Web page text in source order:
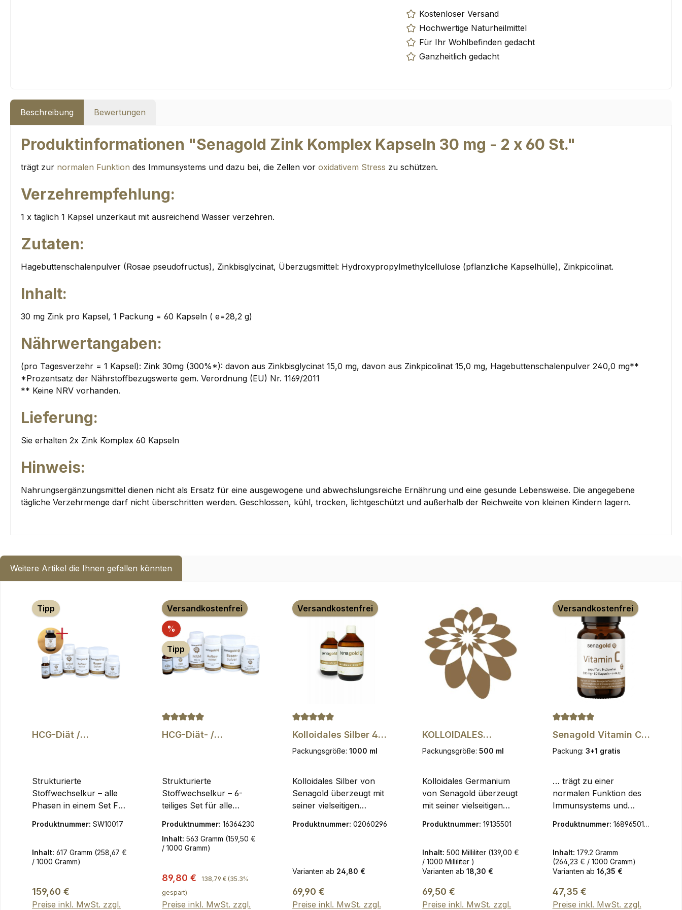
Kostenloser Versand
Hochwertige Naturheilmittel
Für Ihr Wohlbefinden gedacht
Ganzheitlich gedacht
Beschreibung Bewertungen
Produktinformationen "Senagold Zink Komplex Kapseln 30 mg - 2 x 60 St."
trägt zur normalen Funktion des Immunsystems und dazu bei, die Zellen vor oxidativem Stress zu schützen.
Verzehrempfehlung:
1 x täglich 1 Kapsel unzerkaut mit ausreichend Wasser verzehren.
Zutaten:
Hagebuttenschalenpulver (Rosae pseudofructus), Zinkbisglycinat, Überzugsmittel: Hydroxypropylmethylcellulose (pflanzliche Kapselhülle), Zinkpicolinat.
Inhalt:
30 mg Zink pro Kapsel, 1 Packung = 60 Kapseln ( e=28,2 g)
Nährwertangaben:
(pro Tagesverzehr = 1 Kapsel): Zink 30mg (300%*): davon aus Zinkbisglycinat 15,0 mg, davon aus Zinkpicolinat 15,0 mg, Hagebuttenschalenpulver 240,0 mg**
*Prozentsatz der Nährstoffbezugswerte gem. Verordnung (EU) Nr. 1169/2011
** Keine NRV vorhanden.
Lieferung:
Sie erhalten 2x Zink Komplex 60 Kapseln
Hinweis:
Nahrungsergänzungsmittel dienen nicht als Ersatz für eine ausgewogene und abwechslungsreiche Ernährung und eine gesunde Lebensweise. Die angegebene
tägliche Verzehrmenge darf nicht überschritten werden. Geschlossen, kühl, trocken, lichtgeschützt und außerhalb der Reichweite von kleinen Kindern lagern.
Weitere Artikel die Ihnen gefallen könnten
Tipp
HCG-Diät /
Glucomannan |
Kombi-Vorteilspreis
Strukturierte
Stoffwechselkur – alle
Phasen in einem Set Für
kalorienreduzierte Diät
ohne typische
Anfängerfehler
Komplett-Set für alle
Phasen der
Produktnummer: SW10017
Inhalt: 617 Gramm (258,67 €
/ 1000 Gramm)
Regulärer Preis:
159,60 €
Preise inkl. MwSt. zzgl.
Versandkostenfrei
% Rabatt
Tipp
Durchschnittliche Bewertung von 4.92 von 5 Sternen
HCG-Diät- /
begleitend zu Ihrer
kalorienreduzierten
Diät
Strukturierte
Stoffwechselkur – 6-
teiliges Set für alle
kalorienreduzierte Diät
planbar, strukturiert und
ohne typische
umsetzen möchten. ✔ 6-
teiliges Komplett-Set für
alle Phasen der
Produktnummer:16364230
Inhalt:563 Gramm (159,50 €
/ 1000 Gramm)
Verkaufspreis:
89,80 € Regulärer Preis:
138,79 € (35.3%
gespart)
Preise inkl. MwSt. zzgl.
Versandkostenfrei
Durchschnittliche Bewertung von 5 von 5 Sternen
Kolloidales Silber 40
ppm, 1000ml
Packungsgröße: 1000 ml
Kolloidales Silber von
Senagold überzeugt mit
seiner vielseitigen
höchstmöglichen
hochreinen
Silberelektroden in
einem etablierten
Elektrolyseprozess.
Produktnummer: 02060296
Varianten ab 24,80 €
Regulärer Preis:
69,90 €
Preise inkl. MwSt. zzgl.
KOLLOIDALES
GERMANIUM 50 PPM,
500 ML
Packungsgröße:500 ml
Kolloidales Germanium
von Senagold überzeugt
mit seiner vielseitigen
höchstmöglichen
hergestellt mit 99,99%
hochreinen
Germanium.ÜBERWACH
TER LABOR-
HERSTELLUNG:
Produktnummer:19135501
Inhalt:500 Milliliter (139,00 €
/ 1000 Milliliter )
Varianten ab 18,30 €
Regulärer Preis:
69,50 €
Preise inkl. MwSt. zzgl.
Versandkostenfrei
Durchschnittliche Bewertung
Senagold Vitamin C
500 mg Kapseln -
gepuffert & Säurefrei
Packung: 3+1 gratis
… trägt zu einer
normalen Funktion des
Immunsystems und
bei.Nahrungsergänzungs
Vitamin C
Verzehrempfehlung:
täglich 1 Kapsel mit
reichlich Flüssigkeit
verzehren. Zutaten:
Produktnummer: 16896501_
Inhalt: 179.2 Gramm
(264,23 € / 1000 Gramm)
Varianten ab 16,35 €
Regulärer Preis:
47,35 €
Preise inkl. MwSt. zzgl.